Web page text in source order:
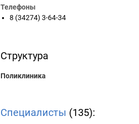
Телефоны
8 (34274) 3-64-34
Структура
Поликлиника
Специалисты (135):